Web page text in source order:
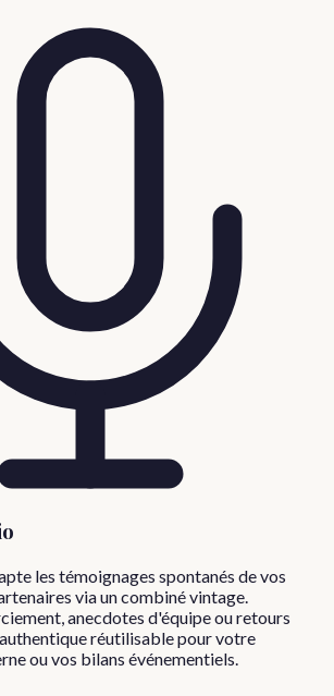
les témoignages spontanés de vos
via un combiné vintage.
anecdotes d'équipe ou retours
réutilisable pour votre
ou vos bilans événementiels.